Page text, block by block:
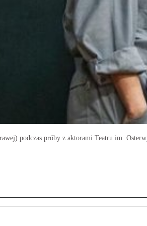
podczas próby z aktorami Teatru im.